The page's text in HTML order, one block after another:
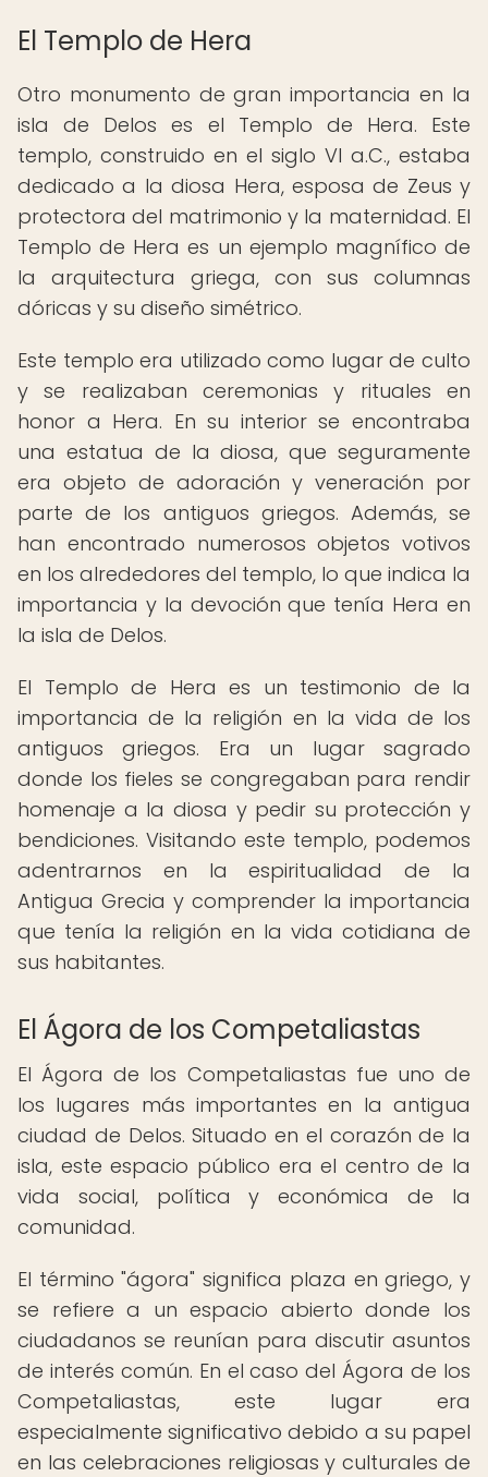
El Templo de Hera
Otro monumento de gran importancia en la
isla de Delos es el Templo de Hera. Este
templo, construido en el siglo VI a.C., estaba
dedicado a la diosa Hera, esposa de Zeus y
protectora del matrimonio y la maternidad. El
Templo de Hera es un ejemplo magnífico de
la arquitectura griega, con sus columnas
dóricas y su diseño simétrico.
Este templo era utilizado como lugar de culto
y se realizaban ceremonias y rituales en
honor a Hera. En su interior se encontraba
una estatua de la diosa, que seguramente
era objeto de adoración y veneración por
parte de los antiguos griegos. Además, se
han encontrado numerosos objetos votivos
en los alrededores del templo, lo que indica la
importancia y la devoción que tenía Hera en
la isla de Delos.
El Templo de Hera es un testimonio de la
importancia de la religión en la vida de los
antiguos griegos. Era un lugar sagrado
donde los fieles se congregaban para rendir
homenaje a la diosa y pedir su protección y
bendiciones. Visitando este templo, podemos
adentrarnos en la espiritualidad de la
Antigua Grecia y comprender la importancia
que tenía la religión en la vida cotidiana de
sus habitantes.
El Ágora de los Competaliastas
El Ágora de los Competaliastas fue uno de
los lugares más importantes en la antigua
ciudad de Delos. Situado en el corazón de la
isla, este espacio público era el centro de la
vida social, política y económica de la
comunidad.
El término "ágora" significa plaza en griego, y
se refiere a un espacio abierto donde los
ciudadanos se reunían para discutir asuntos
de interés común. En el caso del Ágora de los
Competaliastas, este lugar era
especialmente significativo debido a su papel
en las celebraciones religiosas y culturales de